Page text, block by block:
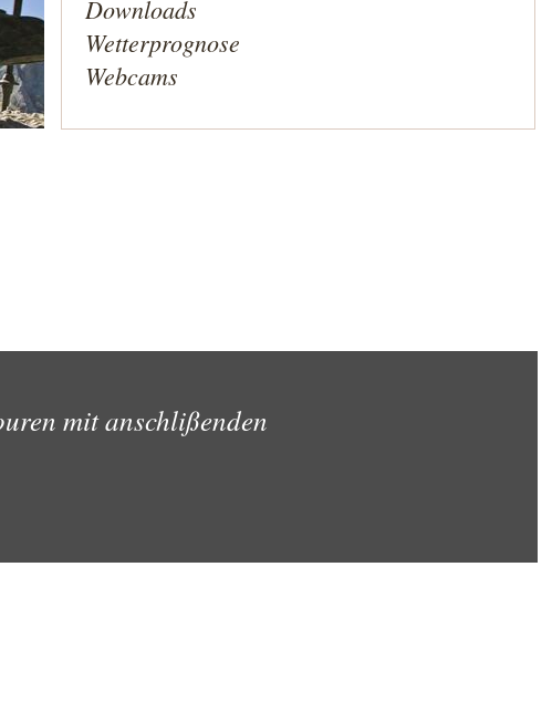
Downloads
Wetterprognose
Webcams
mit anschlißenden